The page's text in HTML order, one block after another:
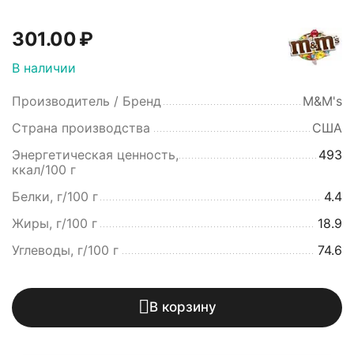
301.00₽
В наличии
Производитель / Бренд
M&M's
Страна производства
США
Энергетическая ценность,
ккал/100 г
493
Белки, г/100 г
4.4
Жиры, г/100 г
18.9
Углеводы, г/100 г
74.6
В корзину